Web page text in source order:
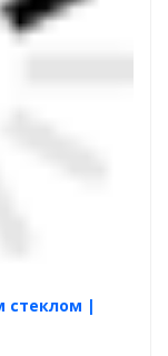
стеклом |